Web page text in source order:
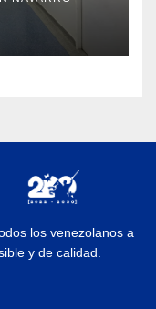
los venezolanos a
y de calidad.